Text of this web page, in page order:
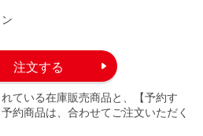
ている在庫販売商品と、【予約す
約商品は、合わせてご注文いただく